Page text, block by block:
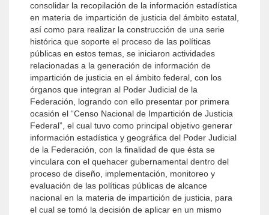
consolidar la recopilación de la información estadística
en materia de impartición de justicia del ámbito estatal,
así como para realizar la construcción de una serie
histórica que soporte el proceso de las políticas
públicas en estos temas, se iniciaron actividades
relacionadas a la generación de información de
impartición de justicia en el ámbito federal, con los
órganos que integran al Poder Judicial de la
Federación, logrando con ello presentar por primera
ocasión el “Censo Nacional de Impartición de Justicia
Federal”, el cual tuvo como principal objetivo generar
información estadística y geográfica del Poder Judicial
de la Federación, con la finalidad de que ésta se
vinculara con el quehacer gubernamental dentro del
proceso de diseño, implementación, monitoreo y
evaluación de las políticas públicas de alcance
nacional en la materia de impartición de justicia, para
el cual se tomó la decisión de aplicar en un mismo